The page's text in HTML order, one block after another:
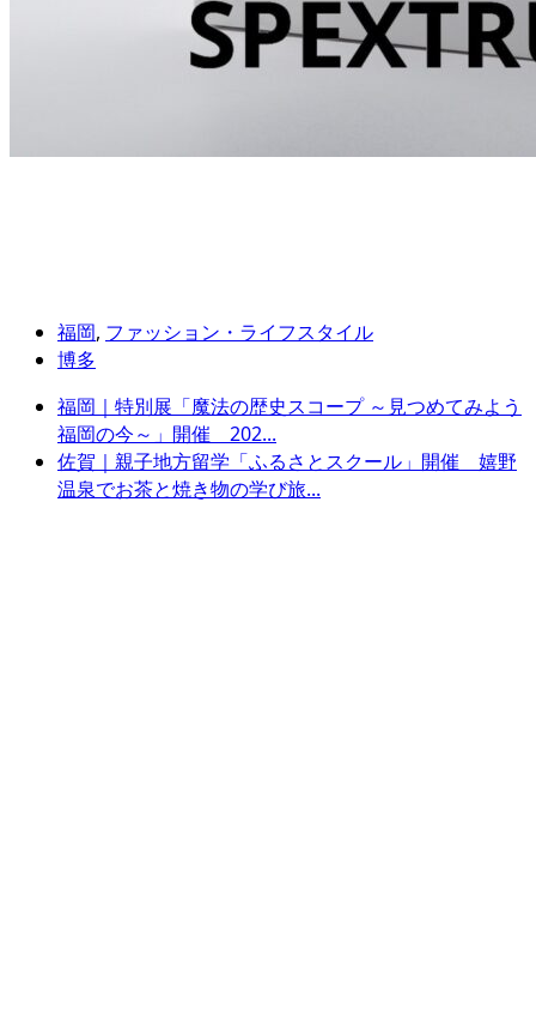
福岡, ファッション・ライフスタイル
博多
福岡｜特別展「魔法の歴史スコープ ～見つめてみよう
福岡の今～」開催 202...
佐賀｜親子地方留学「ふるさとスクール」開催 嬉野
温泉でお茶と焼き物の学び旅...